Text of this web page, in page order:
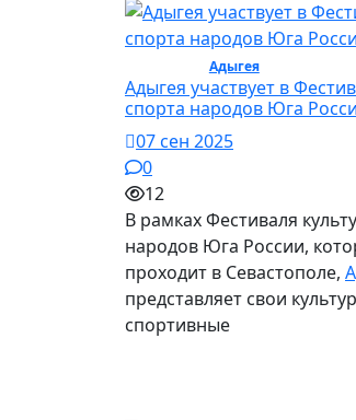
Адыгея/ Культура
Адыгея участвует в
спорта народов Юга
07 сен 2025
0
12
В рамках Фестиваля
народов Юга России,
проходит в Севастополе,
представляет свои
спортивные